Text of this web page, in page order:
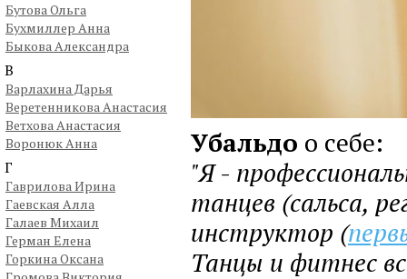
Бутова Ольга
Бухмиллер Анна
Быкова Александра
В
Варлахина Дарья
Веретенникова Анастасия
Ветхова Анастасия
Воронюк Анна
Г
Гаврилова Ирина
Гаевская Алла
Галаев Михаил
Герман Елена
Горкина Оксана
Убальдо о себе:
"Я -
танцев (сальса,
инструктор (
Танцы и фитнес